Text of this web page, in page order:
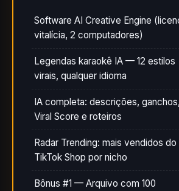
Software AI Creative Engine
vitalícia, 2 computadores)
Legendas karaokê IA — 12 estilos
virais, qualquer idioma
IA completa: descrições, ganchos,
Viral Score e roteiros
Radar Trending: mais vendidos do
TikTok Shop por nicho
Bônus #1 — Arquivo com 100